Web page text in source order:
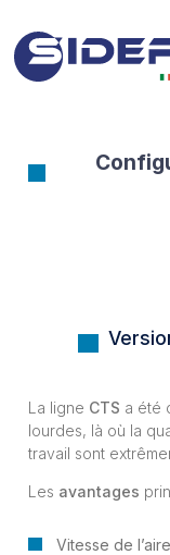
La ligne CTS a été
lourdes, là où la
travail sont
Les avantages
Vitesse de